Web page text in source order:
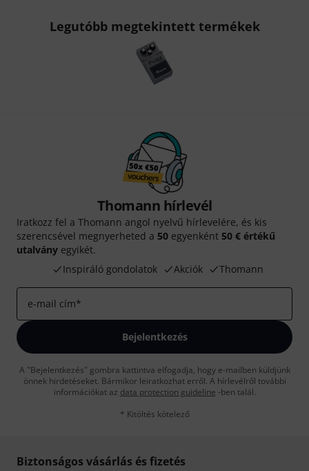
Legutóbb megtekintett termékek
Thomann hírlevél
Iratkozz fel a Thomann angol nyelvű hírlevelére, és kis
szerencsével megnyerheted a 50 egyenként 50 € értékű
utalvány egyikét.
Inspiráló gondolatok
Akciók Thomann
e-mail cím*
Bejelentkezés
A "Bejelentkezés" gombra kattintva elfogadja, hogy e-mailben küldjünk
önnek hirdetéseket. Bármikor leiratkozhat erről. A hírlevélről további
információkat az data protection guideline -ben talál.
* Kitöltés kötelező
Biztonságos vásárlás és fizetés